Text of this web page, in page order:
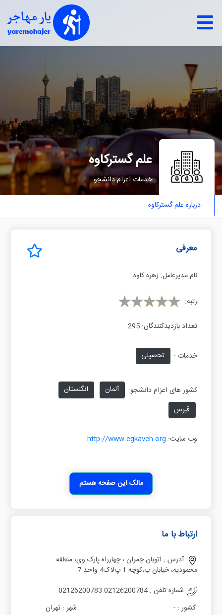
علم گسترکاوه
خدمات اعزام دانشجو
درباره علم گسترکاوه
معرفی
نام مدیرعامل: زهره کاوه
رتبه:
تعداد بازدیدکنندگان: 295
خدمات : تحصیلی
کشور های اعزام دانشجو: آلمان
انگلستان
قبرس
وب سایت: http://www.egkaveh.org
مالک این صفحه هستم
ارتباط با ما
آدرس : اتوبان چمران ، چهارراه پارک وی، منطقه
محمودیه، خیابان ب،کوچه 1 پﻻک4 واحد 7
شماره تلفن :02126200783 02126200784
کشور :- شهر : تهران